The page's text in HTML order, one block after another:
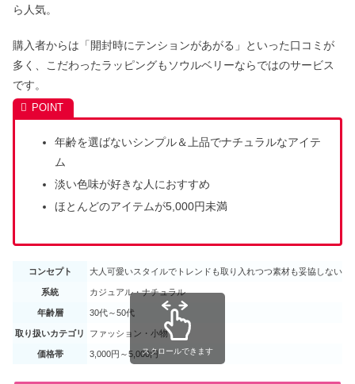
ら人気。
購入者からは「開封時にテンションがあがる」といった口コミが
多く、こだわったラッピングもソウルベリーならではのサービス
です。
年齢を選ばないシンプル＆上品でナチュラルなアイテ
ム
淡い色味が好きな人におすすめ
ほとんどのアイテムが5,000円未満
コンセプト 大人可愛いスタイルでトレンドも取り入れつつ素材も妥協しない
系統 カジュアル・ナチュラル
年齢層 30代～50代
取り扱いカテゴリ ファッション・小物
価格帯 3,000円～5,000円スクロールできます